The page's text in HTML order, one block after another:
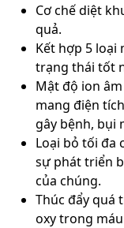
Cơ chế diệt
quả.
Kết hợp 5
trạng thái tốt
Mật độ ion
mang điện
gây bệnh, bụi
Loại bỏ tối đa
sự phát triển
của chúng.
Thúc đẩy quá
oxy trong